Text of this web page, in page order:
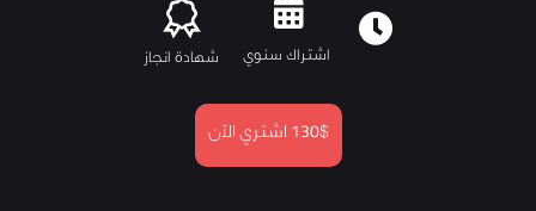
اشتراك سنوي شهادة انجاز
130$ اشتري الآن